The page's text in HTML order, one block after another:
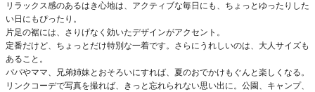
リラックス感のあるはき心地は、アクティブな毎日にも、ちょっとゆったりした
い日にもぴったり。
片足の裾には、さりげなく効いたデザインがアクセント。
定番だけど、ちょっとだけ特別な一着です。さらにうれしいのは、大人サイズも
あること。
パパやママ、兄弟姉妹とおそろいにすれば、夏のおでかけもぐんと楽しくなる。
リンクコーデで写真を撮れば、きっと忘れられない思い出に。公園、キャンプ、